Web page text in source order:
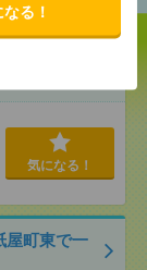
る！
車ディー
気になる！
屋町東で一